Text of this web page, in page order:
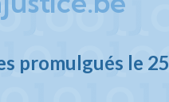
promulgués le 25